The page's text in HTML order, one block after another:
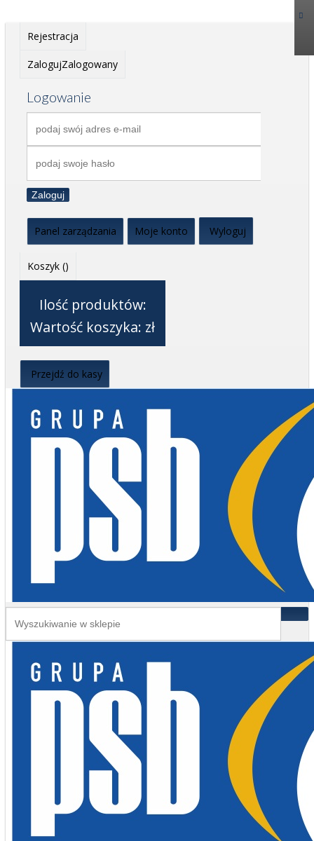
Rejestracja
ZalogujZalogowany
Logowanie
Zaloguj
Panel zarządzania Moje konto Wyloguj
Koszyk ()
Ilość produktów:
Wartość koszyka: zł
Przejdź do kasy